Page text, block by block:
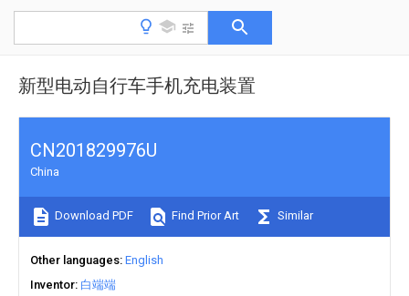
新型电动自行车手机充电装置
CN201829976U
China
Download PDF Find Prior Art Similar
Other languages English
Inventor 白端端